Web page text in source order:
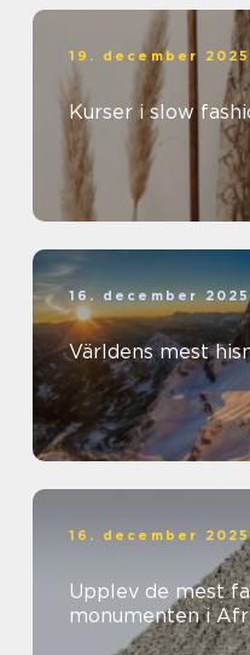
19. december 2025
Kurser i slow
16. december 2025
Världens mest
16. december 2025
Upplev de mest
monumenten i